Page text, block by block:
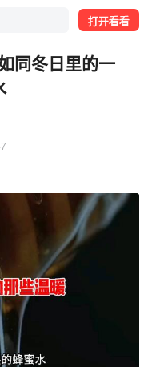
打开看看
同冬日里的一